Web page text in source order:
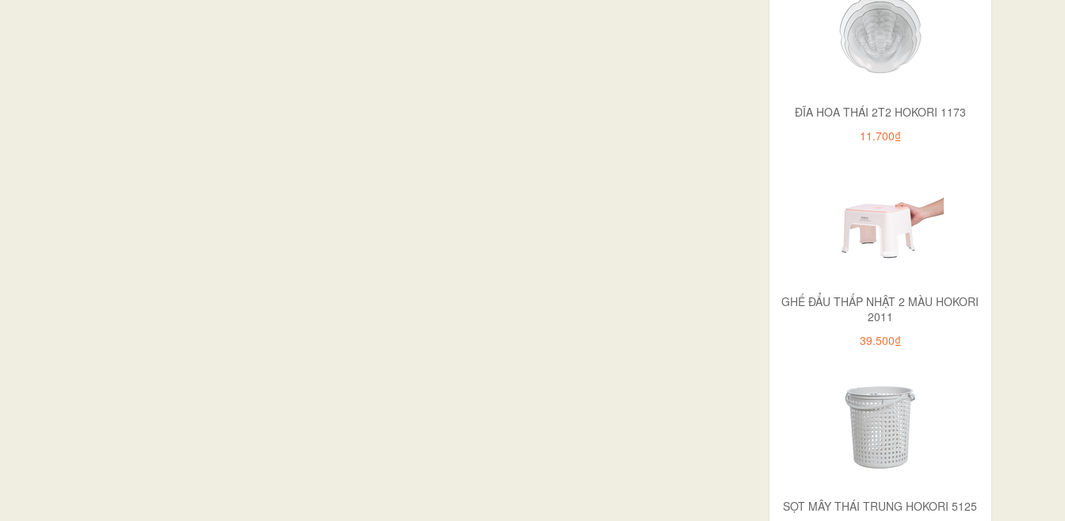
ĐĨA HOA THÁI 2T2 HOKORI 1173
11.700₫
GHẾ ĐẨU THẤP NHẬT 2 MÀU HOKORI
2011
39.500₫
SỌT MÂY THÁI TRUNG HOKORI 5125